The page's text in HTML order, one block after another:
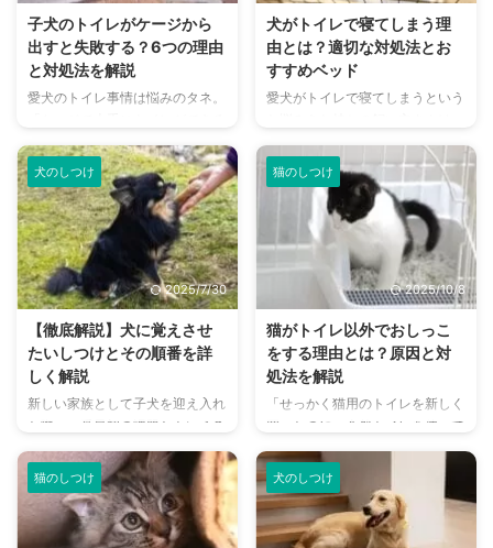
本記事では、猫を多頭飼いする際
のトイレ問題について解説しま
す。 この記事の結論 猫の多頭飼
いをする前に、緊急時に合わせて
利用できる部屋の数を確保してお
猫の頭数+1がもっとも理想的 猫
...
いて解説しています。 柴犬のし
つけが難しいって本当？柴犬をお
迎えしたいのだけど、大丈夫か
な……しつけが上手くいかなくて
困っている 上記のように考えて
ださいね。 この記事の結論 柴犬
は ...
子犬のトイレがケージから
出すと失敗する？6つの理由
と対処法を解説
愛犬のトイレ事情は悩みのタネ。
ようになったのに、ケージの外だ
と失敗してしまう……。」トイレ
問題は多く、そのように悩んでい
る飼い主さんも多いことでしょ
う。 トイレに成功することは、
飼い主さんにとっても愛犬自身に
とっても嬉しいこと。そこで今回
は、子犬がトイレを失敗する原因
とその対処法について解説しま
す。愛犬のトイレトレーニングに
苦戦している人は、ぜひ最後まで
ご覧ください。 この記事の結論
ケージ内のトイレに慣れていた
ら、ケージ外でも慣れる必要があ
る トイレのタイミングを見逃さ
ず、 ...
犬がトイレで寝てしまう理
由とは？適切な対処法とお
すすめベッド
愛犬がトイレで寝てしまうという
少なくないのではないでしょう
か。 本来、快適であるはずの場
所とは違うところで寝るのには何
かしら理由があります。 今回
は、あらゆる角度から犬がトイレ
で寝てしまう理由を探りました。
トイレで寝る可能性のある理由や
対策について、わかりやすくまと
めています。 この記事の結論 愛
犬がトイレで寝るのは、寝床・居
心地のいい場所と認識している可
能性がある 飼い主さんに構って
もらいたかったり、不安を抱えて
いてトイレで寝ることもある 改
善のためにベッドやトイレトレー
な ...
犬のしつけ
2025/7/30
【徹底解説】犬に覚えさせ
たいしつけとその順番を詳
しく解説
新しい家族として子犬を迎え入れ
た際、一番最初の課題ともいえる
のがしつけです。 どのようにし
つけを覚えさせればよいのか、い
つからしつけを始めればよいのか
不安に感じている飼い主さんも多
いことでしょう。 悩みのタネに
猫のしつけ
2025/10/8
猫がトイレ以外でおしっこ
をする理由とは？原因と対
処法を解説
「せっかく猫用のトイレを新しく
買ったのに、全然トイレを使って
くれない。」 「それどころか、
布団やカーペットなど、トイレ以
外の場所におしっこして困ってし
まう。」 愛猫との暮らしでは良
くある悩みごとですが、原因と対
猫のしつけ 犬のしつけ